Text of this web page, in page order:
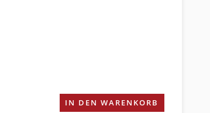
IN DEN WARENKORB